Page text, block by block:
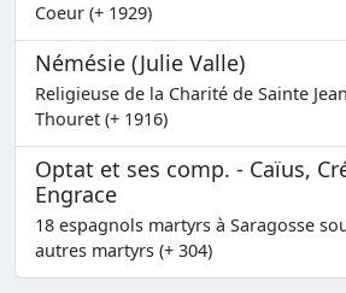
Coeur (+ 1929)
Némésie (Julie Valle)
Religieuse de la Charité de Sainte
Thouret (+ 1916)
Optat et ses comp. - Caïus,
Engrace
18 espagnols martyrs à Saragosse
autres martyrs (+ 304)